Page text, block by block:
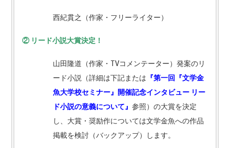
西紀貫之（作家・フリーライター）
② リード小説大賞決定！
山田隆道（作家・TVコメンテーター）発案のリ
ード小説（詳細は下記または 『第一回『文学金
魚大学校セミナー』開催記念インタビュー リー
ド小説の意義について』参照）の大賞を決定
し、大賞・奨励作については文学金魚への作品
掲載を検討（バックアップ）します。